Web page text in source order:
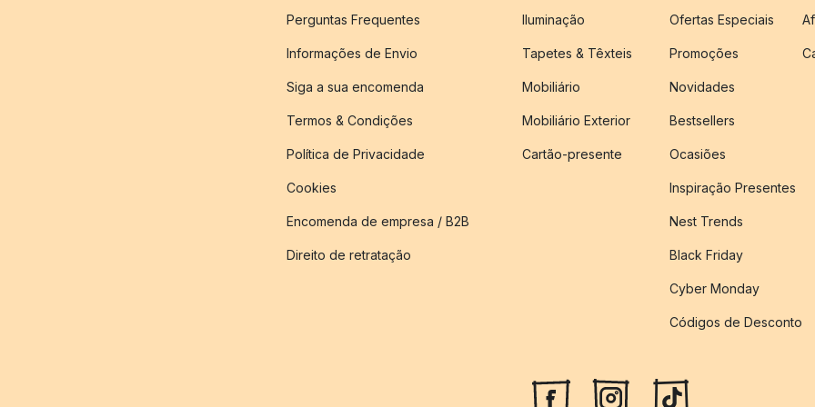
Perguntas Frequentes
Informações de Envio
Siga a sua encomenda
Termos & Condições
Política de Privacidade
Cookies
Encomenda de empresa / B2B
Direito de retratação
Iluminação
Tapetes & Têxteis
Mobiliário
Mobiliário Exterior
Cartão-presente
Ofertas Especiais
Promoções
Novidades
Bestsellers
Ocasiões
Inspiração Presentes
Nest Trends
Black Friday
Cyber Monday
Códigos de Desconto